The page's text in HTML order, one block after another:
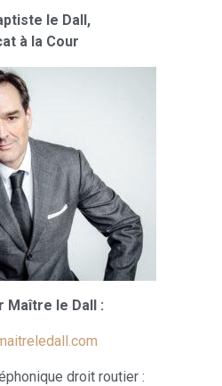
le Dall,
à la Cour
Maître le Dall :
droit routier :